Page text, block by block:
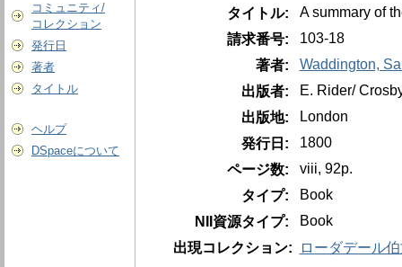
コミュニティ/
コレクション
発行日
著者
タイトル
ヘルプ
DSpaceについて
タイトル:
A summary of
請求番号:
103-18
著者:
Waddington,
出版者:
E. Rider/
出版地:
London
発行日:
1800
ページ数:
viii, 92p.
タイプ:
Book
NII資源タイプ:
Book
出現コレクション:
ローダデール